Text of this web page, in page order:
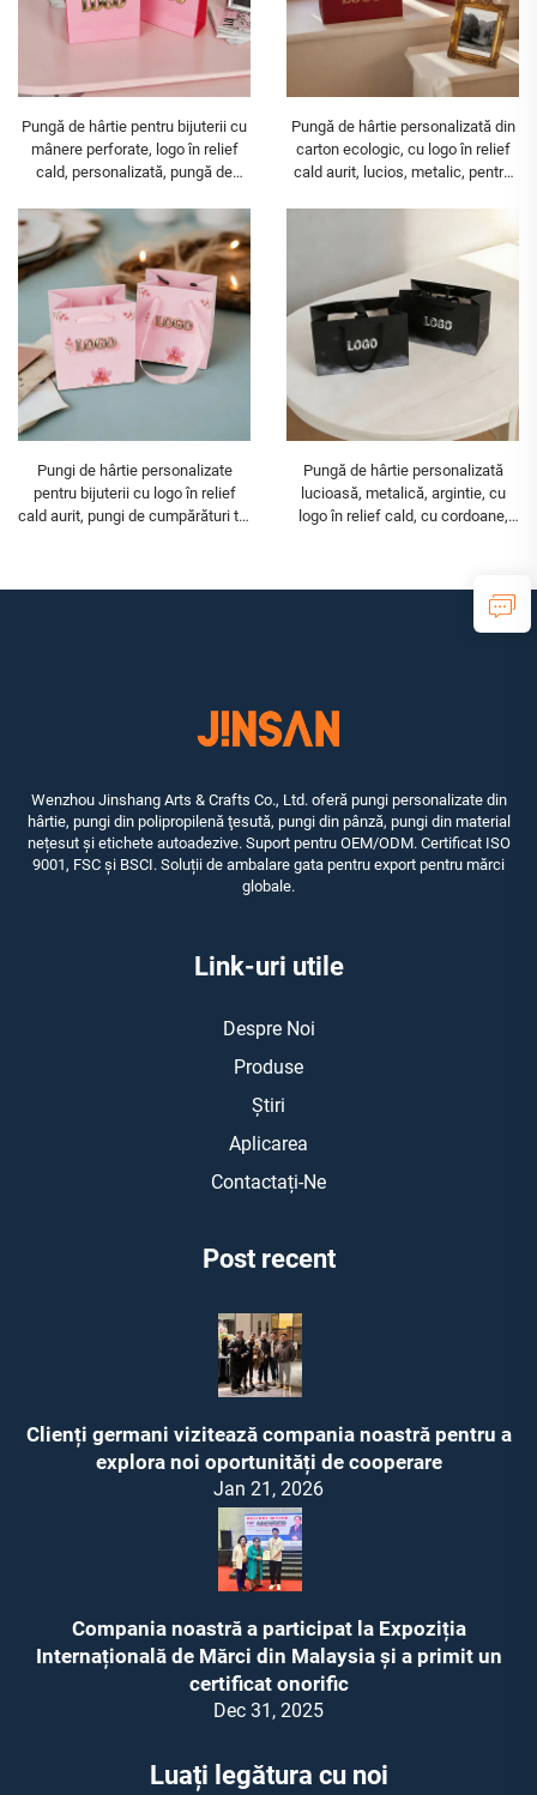
Pungă de hârtie pentru bijuterii cu
mânere perforate, logo în relief
cald, personalizată, pungă de
Pungă de hârtie personalizată din
carton ecologic, cu logo în relief
cald aurit, lucios, metalic, pentru
Pungi de hârtie personalizate
pentru bijuterii cu logo în relief
cald aurit, pungi de cumpărături tip
Pungă de hârtie personalizată
lucioasă, metalică, argintie, cu
logo în relief cald, cu cordoane,
Wenzhou Jinshang Arts & Crafts Co., Ltd. oferă pungi personalizate din
hârtie, pungi din polipropilenă ţesută, pungi din pânză, pungi din material
nețesut și etichete autoadezive. Suport pentru OEM/ODM. Certificat ISO
9001, FSC și BSCI. Soluții de ambalare gata pentru export pentru mărci
globale.
Link-uri utile
Despre Noi
Produse
Știri
Aplicarea
Contactați-Ne
Post recent
Clienți germani vizitează compania noastră pentru a
explora noi oportunități de cooperare
Jan 21, 2026
Compania noastră a participat la Expoziția
Internațională de Mărci din Malaysia și a primit un
certificat onorific
Dec 31, 2025
Luați legătura cu noi